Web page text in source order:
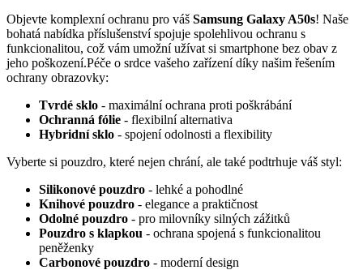
Objevte komplexní ochranu pro váš Samsung Galaxy A50s! Naše
bohatá nabídka příslušenství spojuje spolehlivou ochranu s
funkcionalitou, což vám umožní užívat si smartphone bez obav z
jeho poškození.Péče o srdce vašeho zařízení díky našim řešením
ochrany obrazovky:
Tvrdé sklo - maximální ochrana proti poškrábání
Ochranná fólie - flexibilní alternativa
Hybridní sklo - spojení odolnosti a flexibility
Vyberte si pouzdro, které nejen chrání, ale také podtrhuje váš styl:
Silikonové pouzdro - lehké a pohodlné
Knihové pouzdro - elegance a praktičnost
Odolné pouzdro - pro milovníky silných zážitků
Pouzdro s klapkou - ochrana spojená s funkcionalitou
peněženky
Carbonové pouzdro - moderní design